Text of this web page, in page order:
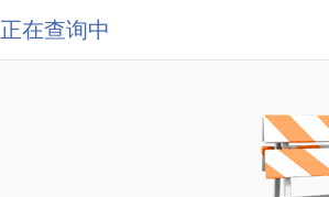
正在查询中